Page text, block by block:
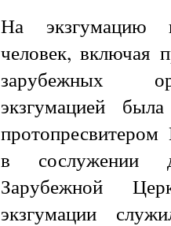
На экзгумацию
человек, включая
зарубежных
экзгумацией
в сослужении
Зарубежной
экзгумации